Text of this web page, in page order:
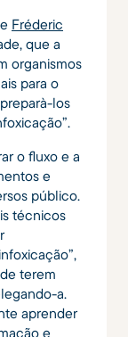
Fréderic
que a
organismos
para o
los
o fluxo e a
e
público.
técnicos
terem
a.
aprender
e